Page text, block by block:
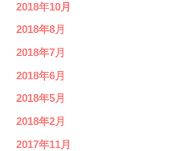
2018年10月
2018年8月
2018年7月
2018年6月
2018年5月
2018年2月
2017年11月